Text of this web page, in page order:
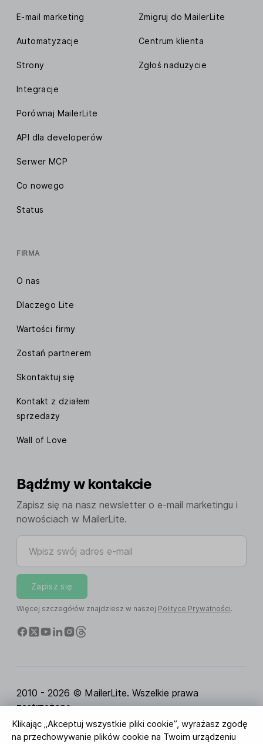
Klikając „Akceptuj wszystkie pliki cookie”, wyrażasz zgodę
na przechowywanie plików cookie na Twoim urządzeniu
E-mail marketing
Automatyzacje
Strony
Integracje
Porównaj MailerLite
API dla developerów
Serwer MCP
Co nowego
Status
Zmigruj do MailerLite
Centrum klienta
Zgłoś nadużycie
FIRMA
O nas
Dlaczego Lite
Wartości firmy
Zostań partnerem
Skontaktuj się
Kontakt z działem
sprzedaży
Wall of Love
Bądźmy w kontakcie
Zapisz się na nasz newsletter o e-mail marketingu i
nowościach w MailerLite.
Wpisz swój adres e-mail
Zapisz się
Więcej szczegółów znajdziesz w naszej Polityce Prywatności.
2010 - 2026 © MailerLite. Wszelkie prawa
zastrzeżone.
Regulamin Serwisu Polityka Prywatności
Strona
zaufania
Ustawienia ciasteczek Identyfikacja